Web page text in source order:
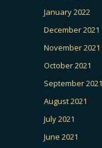
January 2022
December 2021
November 2021
October 2021
September 2021
August 2021
July 2021
June 2021